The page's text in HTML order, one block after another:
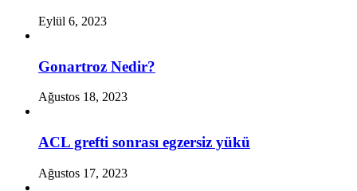
Eylül 6, 2023
Gonartroz Nedir?
Ağustos 18, 2023
ACL grefti sonrası egzersiz yükü
Ağustos 17, 2023